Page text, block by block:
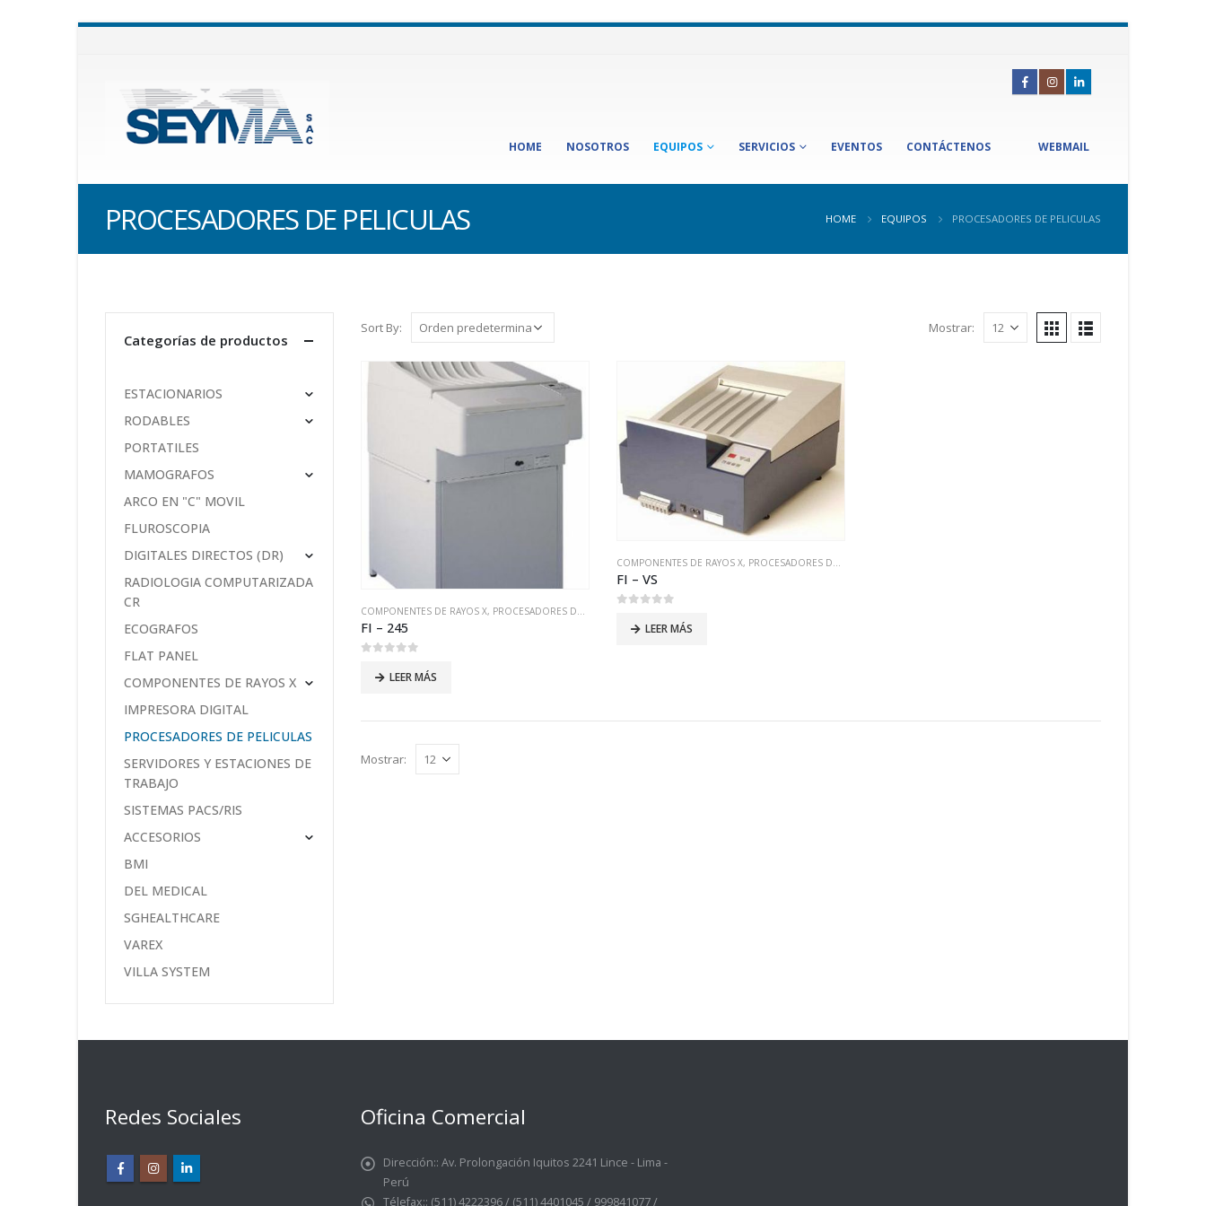
HOME NOSOTROS EQUIPOS SERVICIOS EVENTOS CONTÁCTENOS WEBMAIL
PROCESADORES DE PELICULAS HOME EQUIPOS PROCESADORES DE PELICULAS
Sort By: Mostrar:
COMPONENTES DE RAYOS X, PROCESADORES DE PELICULAS
FI – 245
LEER MÁS
COMPONENTES DE RAYOS X, PROCESADORES DE PELICULAS
FI – VS
LEER MÁS
Mostrar:
Categorías de productos
ESTACIONARIOS
RODABLES
PORTATILES
MAMOGRAFOS
ARCO EN "C" MOVIL
FLUROSCOPIA
DIGITALES DIRECTOS (DR)
RADIOLOGIA COMPUTARIZADA
CR
ECOGRAFOS
FLAT PANEL
COMPONENTES DE RAYOS X
IMPRESORA DIGITAL
PROCESADORES DE PELICULAS
SERVIDORES Y ESTACIONES DE
TRABAJO
SISTEMAS PACS/RIS
ACCESORIOS
BMI
DEL MEDICAL
SGHEALTHCARE
VAREX
VILLA SYSTEM
Redes Sociales Oficina Comercial
Dirección:: Av. Prolongación Iquitos 2241 Lince - Lima -
Perú
Télefax:: (511) 4222396 / (511) 4401045 / 999841077 /